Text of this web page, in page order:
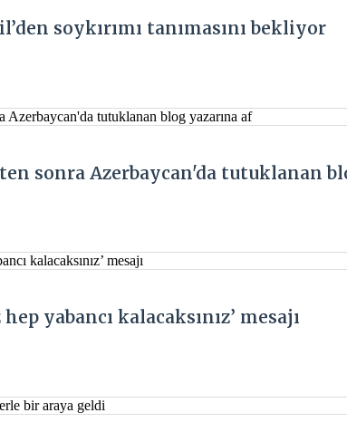
soykırımı tanımasını bekliyor
sonra Azerbaycan'da tutuklanan
yabancı kalacaksınız’ mesajı